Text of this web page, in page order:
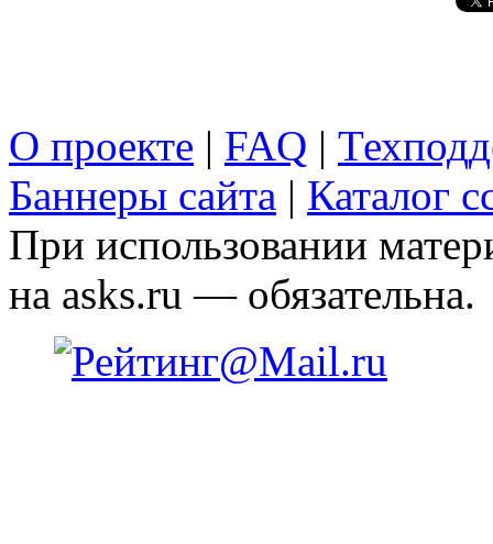
О проекте | FAQ |
Баннеры сайта | Каталог
При использовании
на asks.ru — обязательна.